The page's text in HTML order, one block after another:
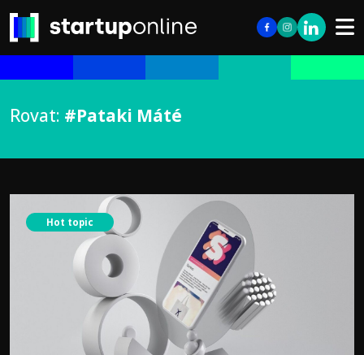
Rovat: #Pataki Máté
Hot topic